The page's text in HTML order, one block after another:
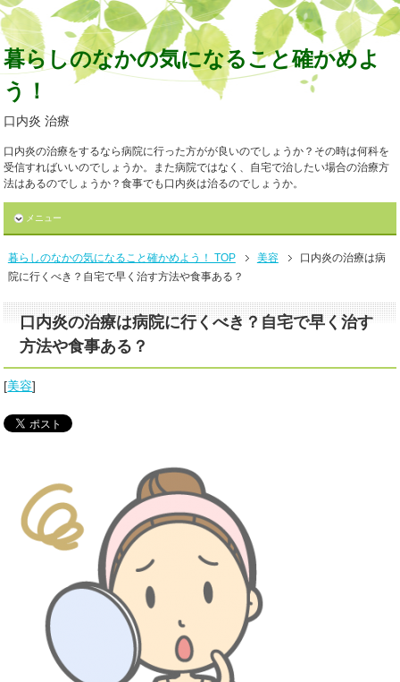
暮らしのなかの気になること確かめよ
う！
口内炎 治療
口内炎の治療をするなら病院に行った方がが良いのでしょうか？その時は何科を
受信すればいいのでしょうか。また病院ではなく、自宅で治したい場合の治療方
法はあるのでしょうか？食事でも口内炎は治るのでしょうか。
メニュー
暮らしのなかの気になること確かめよう！ TOP 美容
口内炎の治療は病
院に行くべき？自宅で早く治す方法や食事ある？
口内炎の治療は病院に行くべき？自宅で早く治す
方法や食事ある？
[美容]